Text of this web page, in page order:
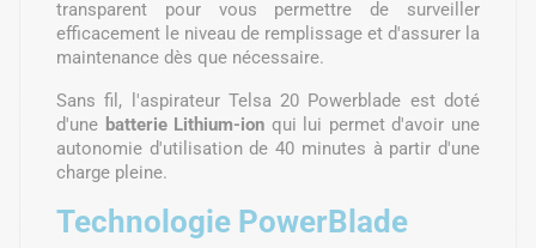
transparent pour vous permettre de surveiller
efficacement le niveau de remplissage et d'assurer la
maintenance dès que nécessaire.
Sans fil, l'aspirateur Telsa 20 Powerblade est doté
d'une batterie Lithium-ion qui lui permet d'avoir une
autonomie d'utilisation de 40 minutes à partir d'une
charge pleine.
Technologie PowerBlade